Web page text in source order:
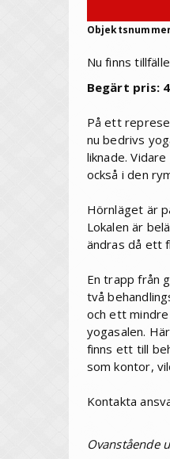
Nu finns
Begärt pris:
På ett
nu bedrivs
liknade.
också i den
Hörnläget är
Lokalen är
ändras då ett
En trapp från
två
och ett
yogasalen.
finns ett till
som kontor,
Kontakta
Ovanstående